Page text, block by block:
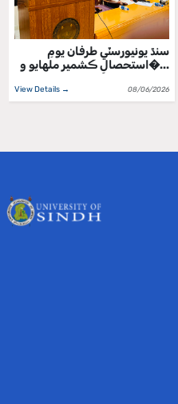
سنڌ يونيورسٽي طرفان يومِ
استحصالِ ڪشمير ملهايو و�...
View Details → 08/06/2026